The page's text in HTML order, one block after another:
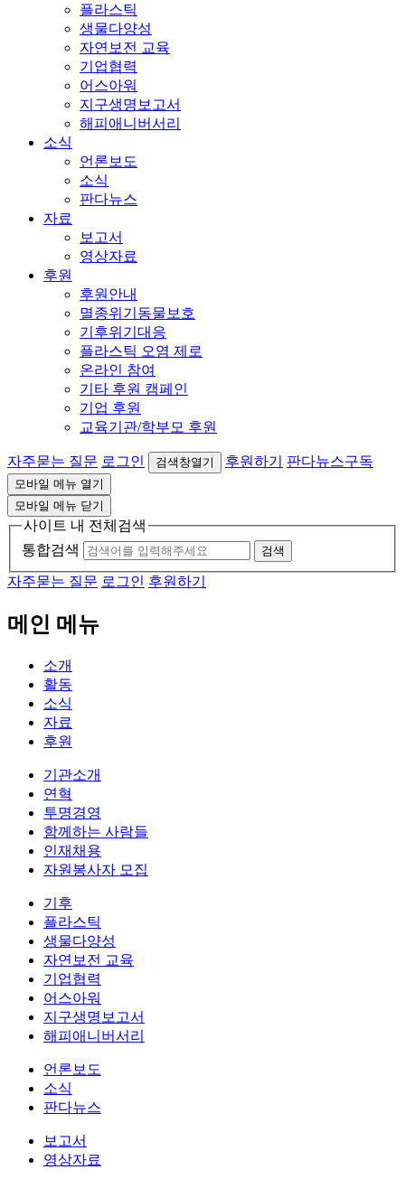
플라스틱
생물다양성
자연보전 교육
기업협력
어스아워
지구생명보고서
해피애니버서리
소식
언론보도
소식
판다뉴스
자료
보고서
영상자료
후원
후원안내
멸종위기동물보호
기후위기대응
플라스틱 오염 제로
온라인 참여
기타 후원 캠페인
기업 후원
교육기관/학부모 후원
자주묻는 질문 로그인 검색창열기 후원하기 판다뉴스구독
모바일 메뉴 열기
모바일 메뉴 닫기
사이트 내 전체검색
통합검색
검색
자주묻는 질문 로그인 후원하기
메인 메뉴
소개
활동
소식
자료
후원
기관소개
연혁
투명경영
함께하는 사람들
인재채용
자원봉사자 모집
기후
플라스틱
생물다양성
자연보전 교육
기업협력
어스아워
지구생명보고서
해피애니버서리
언론보도
소식
판다뉴스
보고서
영상자료